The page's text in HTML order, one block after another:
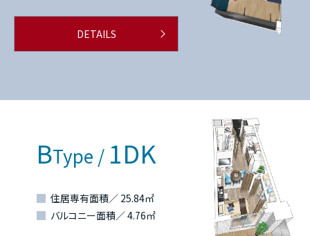
DETAILS
BType / 1DK
住居専有面積／ 25.84㎡
バルコニー面積／ 4.76㎡